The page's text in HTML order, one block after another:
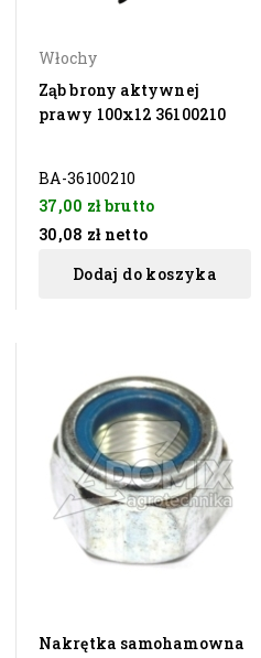
Włochy
Ząb brony aktywnej
prawy 100x12 36100210
BA-36100210
37,00 złbrutto
30,08 zł netto
Dodaj do koszyka
Nakrętka samohamowna